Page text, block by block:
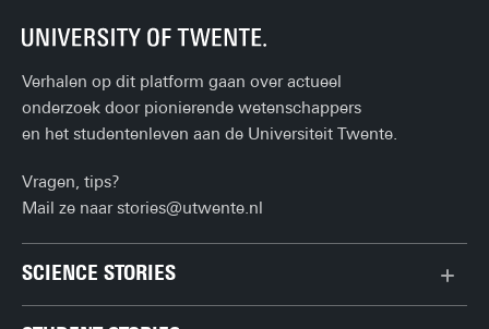
Verhalen op dit platform gaan over actueel
onderzoek door pionierende wetenschappers
en het studentenleven aan de Universiteit Twente.
Vragen, tips?
Mail ze naarstories@utwente.nl
SCIENCE STORIES